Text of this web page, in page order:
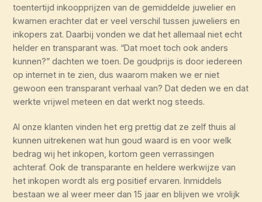
toentertijd inkoopprijzen van de gemiddelde juwelier en
kwamen erachter dat er veel verschil tussen juweliers en
inkopers zat. Daarbij vonden we dat het allemaal niet echt
helder en transparant was. “Dat moet toch ook anders
kunnen?” dachten we toen. De goudprijs is door iedereen
op internet in te zien, dus waarom maken we er niet
gewoon een transparant verhaal van? Dat deden we en dat
werkte vrijwel meteen en dat werkt nog steeds.
Al onze klanten vinden het erg prettig dat ze zelf thuis al
kunnen uitrekenen wat hun goud waard is en voor welk
bedrag wij het inkopen, kortom geen verrassingen
achteraf. Ook de transparante en heldere werkwijze van
het inkopen wordt als erg positief ervaren. Inmiddels
bestaan we al weer meer dan 15 jaar en blijven we vrolijk